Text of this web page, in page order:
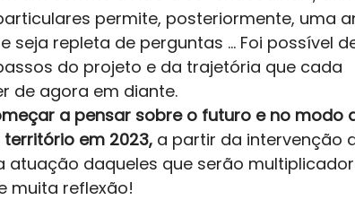
permite, posteriormente, uma
seja repleta de perguntas … Foi possível
do projeto e da trajetória que cada
de agora em diante.
a pensar sobre o futuro e no modo
em 2023, a partir da intervenção
atuação daqueles que serão
muita reflexão!